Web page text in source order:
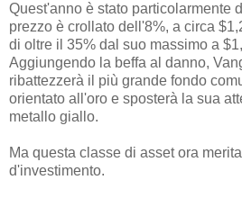
Quest'anno è stato particolarmente
prezzo è crollato dell'8%, a circa
di oltre il 35% dal suo massimo a
Aggiungendo la beffa al danno,
ribattezzerà il più grande fondo
orientato all'oro e sposterà la sua
metallo giallo.
Ma questa classe di asset ora
d'investimento.